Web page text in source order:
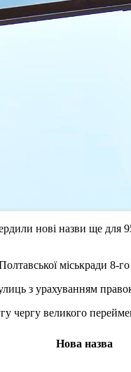
нові назви ще для
міськради 8-
з урахуванням
чергу великого
Нова назва